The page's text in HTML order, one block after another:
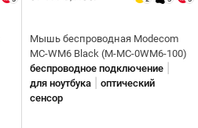
Мышь беспроводная Modecom
MC-WM6 Black (M-MC-0WM6-100)
беспроводное подключение
для ноутбука
оптический
сенсор